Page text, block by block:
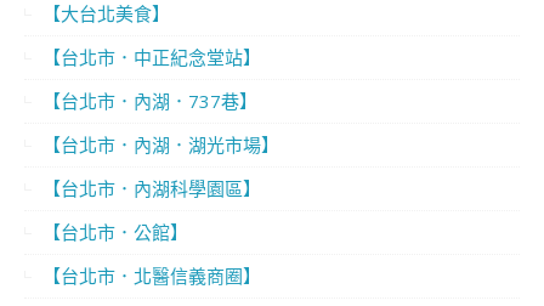
【大台北美食】
【台北市．中正紀念堂站】
【台北市．內湖．737巷】
【台北市．內湖．湖光市場】
【台北市．內湖科學園區】
【台北市．公館】
【台北市．北醫信義商圈】